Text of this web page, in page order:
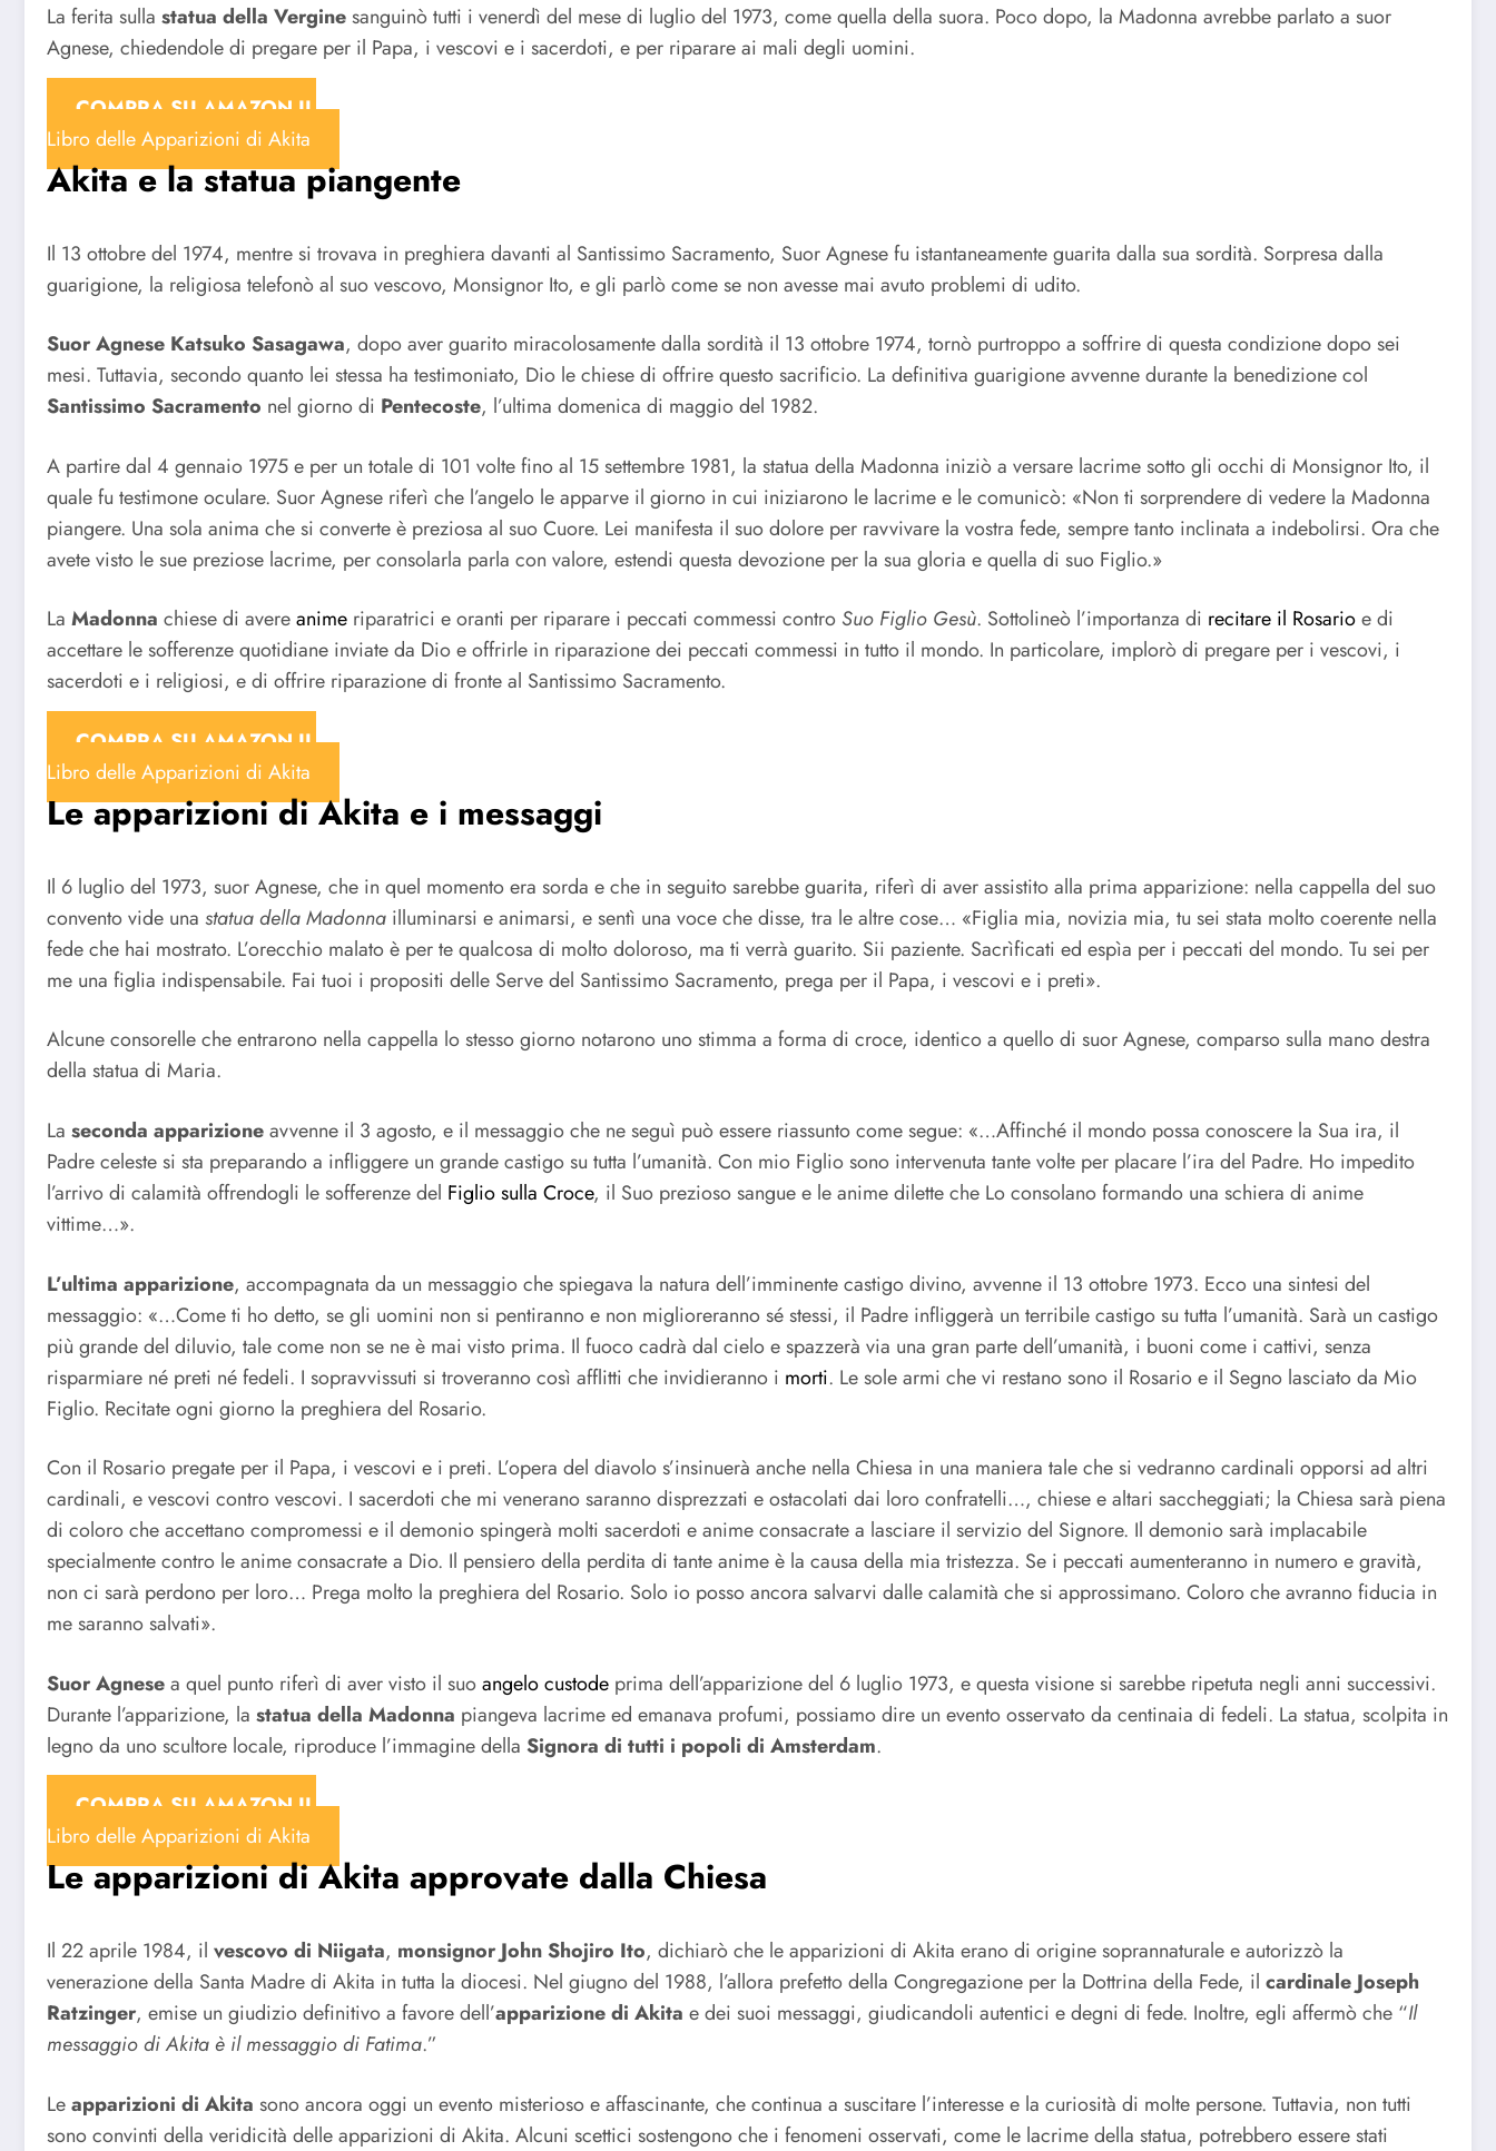
La ferita sulla statua della Verginesanguinò tutti i venerdì del mese di luglio del 1973, come quella della suora. Poco dopo, la Madonna avrebbe parlato a suor
Agnese, chiedendole di pregare per il Papa, i vescovi e i sacerdoti, e per riparare ai mali degli uomini.
COMPRA SU AMAZON IL
Libro delle Apparizioni di Akita
Akita e la statua piangente
Il 13 ottobre del 1974, mentre si trovava in preghiera davanti al Santissimo Sacramento, Suor Agnese fu istantaneamente guarita dalla sua sordità. Sorpresa dalla
guarigione, la religiosa telefonò al suo vescovo, Monsignor Ito, e gli parlò come se non avesse mai avuto problemi di udito.
Suor Agnese Katsuko Sasagawa, dopo aver guarito miracolosamente dalla sordità il 13 ottobre 1974, tornò purtroppo a soffrire di questa condizione dopo sei
mesi. Tuttavia, secondo quanto lei stessa ha testimoniato, Dio le chiese di offrire questo sacrificio. La definitiva guarigione avvenne durante la benedizione col
Santissimo Sacramento nel giorno di Pentecoste, l’ultima domenica di maggio del 1982.
A partire dal 4 gennaio 1975 e per un totale di 101 volte fino al 15 settembre 1981, la statua della Madonna iniziò a versare lacrime sotto gli occhi di Monsignor Ito, il
quale fu testimone oculare. Suor Agnese riferì che l’angelo le apparve il giorno in cui iniziarono le lacrime e le comunicò: «Non ti sorprendere di vedere la Madonna
piangere. Una sola anima che si converte è preziosa al suo Cuore. Lei manifesta il suo dolore per ravvivare la vostra fede, sempre tanto inclinata a indebolirsi. Ora che
avete visto le sue preziose lacrime, per consolarla parla con valore, estendi questa devozione per la sua gloria e quella di suo Figlio.»
La Madonna chiese di avereanime riparatrici e oranti per riparare i peccati commessi contro Suo Figlio Gesù. Sottolineò l’importanza di recitare il Rosarioe di
accettare le sofferenze quotidiane inviate da Dio e offrirle in riparazione dei peccati commessi in tutto il mondo. In particolare, implorò di pregare per i vescovi, i
sacerdoti e i religiosi, e di offrire riparazione di fronte al Santissimo Sacramento.
COMPRA SU AMAZON IL
Libro delle Apparizioni di Akita
Le apparizioni di Akita e i messaggi
Il 6 luglio del 1973, suor Agnese, che in quel momento era sorda e che in seguito sarebbe guarita, riferì di aver assistito alla prima apparizione: nella cappella del suo
convento vide una statua della Madonna illuminarsi e animarsi, e sentì una voce che disse, tra le altre cose… «Figlia mia, novizia mia, tu sei stata molto coerente nella
fede che hai mostrato. L’orecchio malato è per te qualcosa di molto doloroso, ma ti verrà guarito. Sii paziente. Sacrìficati ed espìa per i peccati del mondo. Tu sei per
me una figlia indispensabile. Fai tuoi i propositi delle Serve del Santissimo Sacramento, prega per il Papa, i vescovi e i preti».
Alcune consorelle che entrarono nella cappella lo stesso giorno notarono uno stimma a forma di croce, identico a quello di suor Agnese, comparso sulla mano destra
della statua di Maria.
La seconda apparizioneavvenne il 3 agosto, e il messaggio che ne seguì può essere riassunto come segue: «…Affinché il mondo possa conoscere la Sua ira, il
Padre celeste si sta preparando a infliggere un grande castigo su tutta l’umanità. Con mio Figlio sono intervenuta tante volte per placare l’ira del Padre. Ho impedito
l’arrivo di calamità offrendogli le sofferenze del Figlio sulla Croce, il Suo prezioso sangue e le anime dilette che Lo consolano formando una schiera di anime
vittime…».
L’ultima apparizione, accompagnata da un messaggio che spiegava la natura dell’imminente castigo divino, avvenne il 13 ottobre 1973. Ecco una sintesi del
messaggio: «…Come ti ho detto, se gli uomini non si pentiranno e non miglioreranno sé stessi, il Padre infliggerà un terribile castigo su tutta l’umanità. Sarà un castigo
più grande del diluvio, tale come non se ne è mai visto prima. Il fuoco cadrà dal cielo e spazzerà via una gran parte dell’umanità, i buoni come i cattivi, senza
risparmiare né preti né fedeli. I sopravvissuti si troveranno così afflitti che invidieranno i morti. Le sole armi che vi restano sono il Rosario e il Segno lasciato da Mio
Figlio. Recitate ogni giorno la preghiera del Rosario.
Con il Rosario pregate per il Papa, i vescovi e i preti. L’opera del diavolo s’insinuerà anche nella Chiesa in una maniera tale che si vedranno cardinali opporsi ad altri
cardinali, e vescovi contro vescovi. I sacerdoti che mi venerano saranno disprezzati e ostacolati dai loro confratelli…, chiese e altari saccheggiati; la Chiesa sarà piena
di coloro che accettano compromessi e il demonio spingerà molti sacerdoti e anime consacrate a lasciare il servizio del Signore. Il demonio sarà implacabile
specialmente contro le anime consacrate a Dio. Il pensiero della perdita di tante anime è la causa della mia tristezza. Se i peccati aumenteranno in numero e gravità,
non ci sarà perdono per loro… Prega molto la preghiera del Rosario. Solo io posso ancora salvarvi dalle calamità che si approssimano. Coloro che avranno fiducia in
me saranno salvati».
Suor Agnesea quel punto riferì di aver visto il suoangelo custode prima dell’apparizione del 6 luglio 1973, e questa visione si sarebbe ripetuta negli anni successivi.
Durante l’apparizione, la statua della Madonna piangeva lacrime ed emanava profumi, possiamo dire un evento osservato da centinaia di fedeli. La statua, scolpita in
legno da uno scultore locale, riproduce l’immagine della Signora di tutti i popoli di Amsterdam.
COMPRA SU AMAZON IL
Libro delle Apparizioni di Akita
Le apparizioni di Akita approvate dalla Chiesa
Il 22 aprile 1984, il vescovo di Niigata, monsignor John Shojiro Ito, dichiarò che le apparizioni di Akita erano di origine soprannaturale e autorizzò la
venerazione della Santa Madre di Akita in tutta la diocesi. Nel giugno del 1988, l’allora prefetto della Congregazione per la Dottrina della Fede, il cardinale Joseph
Ratzinger, emise un giudizio definitivo a favore dell’apparizione di Akita e dei suoi messaggi, giudicandoli autentici e degni di fede. Inoltre, egli affermò che “Il
messaggio di Akita è il messaggio di Fatima.”
Leapparizioni di Akita sono ancora oggi un evento misterioso e affascinante, che continua a suscitare l’interesse e la curiosità di molte persone. Tuttavia, non tutti
sono convinti della veridicità delle apparizioni di Akita. Alcuni scettici sostengono che i fenomeni osservati, come le lacrime della statua, potrebbero essere stati